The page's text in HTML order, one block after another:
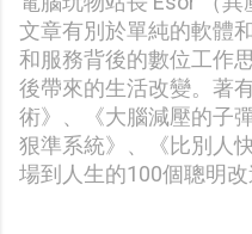
文章有別於單純的軟體
和服務背後的數位工作
後帶來的生活改變。著
術》、《大腦減壓的子
狠準系統》、《比別人
場到人生的100個聰明改